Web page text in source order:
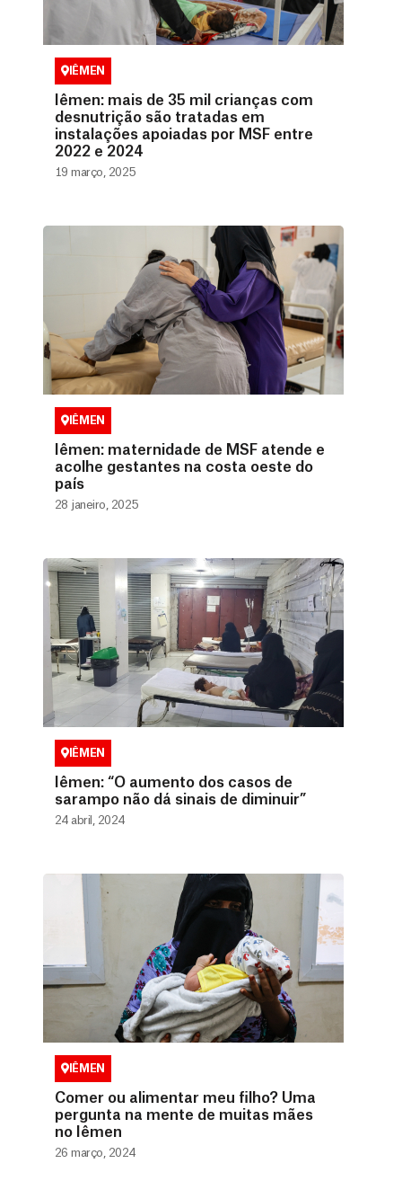
IÊMEN
Iêmen: mais de 35 mil crianças com
desnutrição são tratadas em
instalações apoiadas por MSF entre
2022 e 2024
19 março, 2025
IÊMEN
Iêmen: maternidade de MSF atende e
acolhe gestantes na costa oeste do
país
28 janeiro, 2025
IÊMEN
Iêmen: “O aumento dos casos de
sarampo não dá sinais de diminuir”
24 abril, 2024
IÊMEN
Comer ou alimentar meu filho? Uma
pergunta na mente de muitas mães
no Iêmen
26 março, 2024